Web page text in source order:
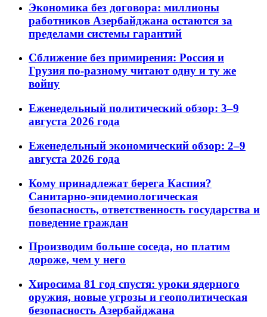
Экономика без договора: миллионы
работников Азербайджана остаются за
пределами системы гарантий
Сближение без примирения: Россия и
Грузия по-разному читают одну и ту же
войну
Еженедельный политический обзор: 3–9
августа 2026 года
Еженедельный экономический обзор: 2–9
августа 2026 года
Кому принадлежат берега Каспия?
Санитарно-эпидемиологическая
безопасность, ответственность государства и
поведение граждан
Производим больше соседа, но платим
дороже, чем у него
Хиросима 81 год спустя: уроки ядерного
оружия, новые угрозы и геополитическая
безопасность Азербайджана